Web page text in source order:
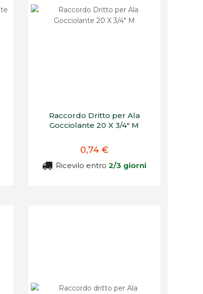
Raccordo Dritto per Ala
Gocciolante 20 X 3/4" M
0,74 €
Ricevilo entro2/3 giorni